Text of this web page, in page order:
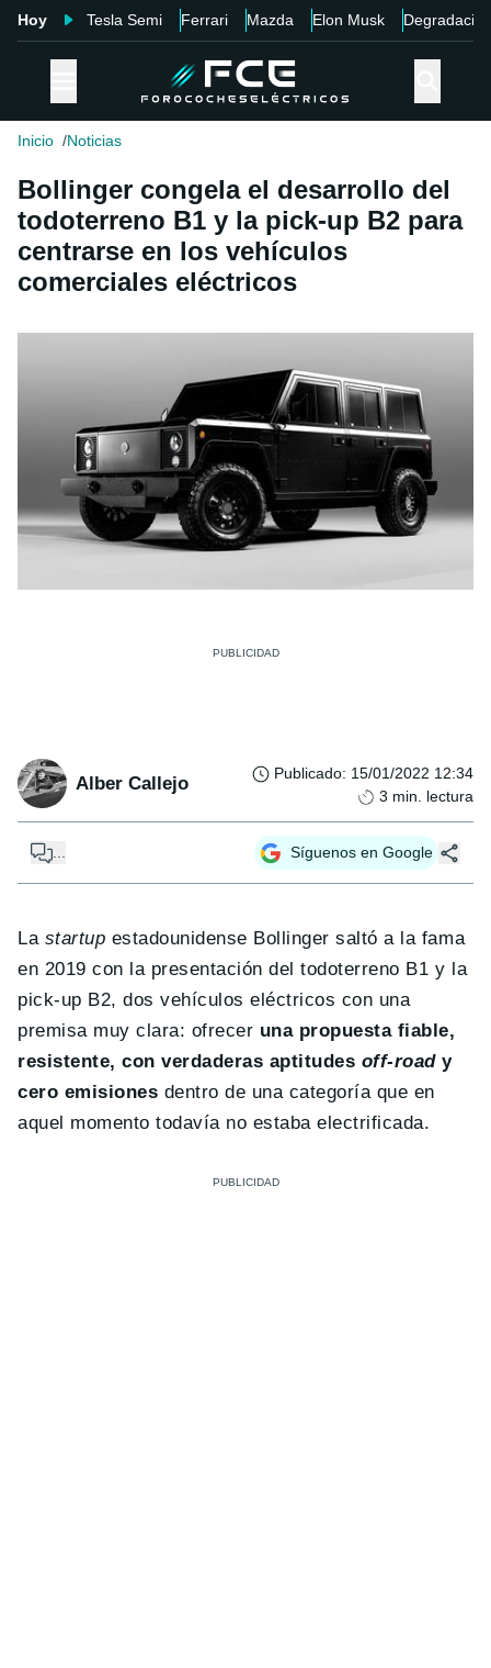
Hoy Tesla Semi Ferrari Mazda Elon Musk Degradación
Inicio Noticias
Bollinger congela el desarrollo del
todoterreno B1 y la pick-up B2 para
centrarse en los vehículos
comerciales eléctricos
Alber Callejo Publicado: 15/01/2022 12:34
3 min. lectura
... Síguenos en Google
La startup estadounidense Bollinger saltó a la fama
en 2019 con la presentación del todoterreno B1 y la
pick-up B2, dos vehículos eléctricos con una
premisa muy clara: ofrecer una propuesta fiable,
resistente, con verdaderas aptitudes off-roady
cero emisiones dentro de una categoría que en
aquel momento todavía no estaba electrificada.